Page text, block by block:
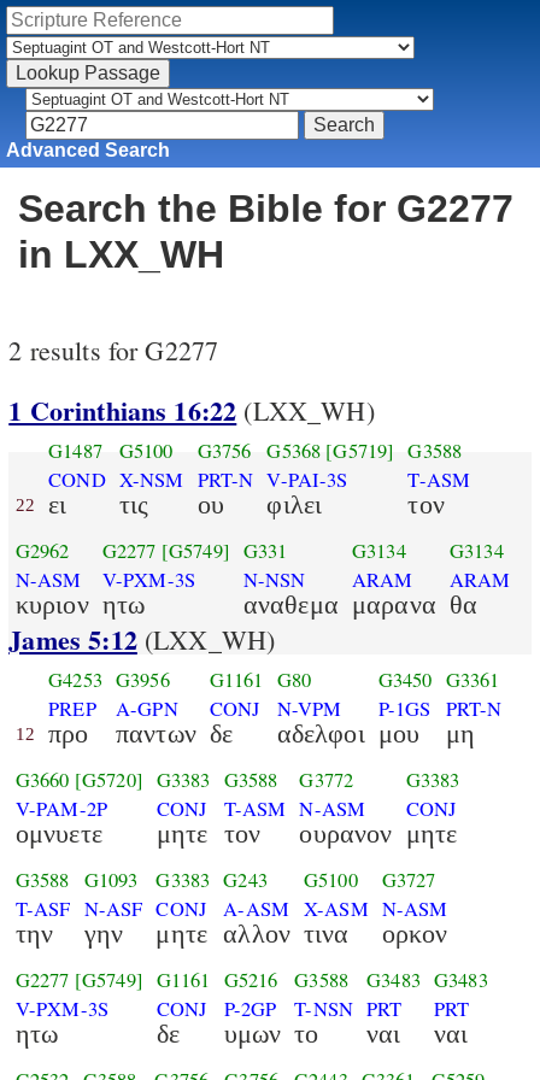
Advanced Search
Search the Bible for G2277
in LXX_WH
2 results for G2277
1 Corinthians 16:22 (LXX_WH)
22
G1487
COND
ει
G5100
X-NSM
τις
G3756
PRT-N
ου
G5368 [G5719]
V-PAI-3S
φιλει
G3588
T-ASM
τον
G2962
N-ASM
κυριον
G2277 [G5749]
V-PXM-3S
ητω
G331
N-NSN
αναθεμα
G3134
ARAM
μαρανα
G3134
ARAM
θα
James 5:12(LXX_WH)
12
G4253
PREP
προ
G3956
A-GPN
παντων
G1161
CONJ
δε
G80
N-VPM
αδελφοι
G3450
P-1GS
μου
G3361
PRT-N
μη
G3660 [G5720]
V-PAM-2P
ομνυετε
G3383
CONJ
μητε
G3588
T-ASM
τον
G3772
N-ASM
ουρανον
G3383
CONJ
μητε
G3588
T-ASF
την
G1093
N-ASF
γην
G3383
CONJ
μητε
G243
A-ASM
αλλον
G5100
X-ASM
τινα
G3727
N-ASM
ορκον
G2277 [G5749]
V-PXM-3S
ητω
G1161
CONJ
δε
G5216
P-2GP
υμων
G3588
T-NSN
το
G3483
PRT
ναι
G3483
PRT
ναι